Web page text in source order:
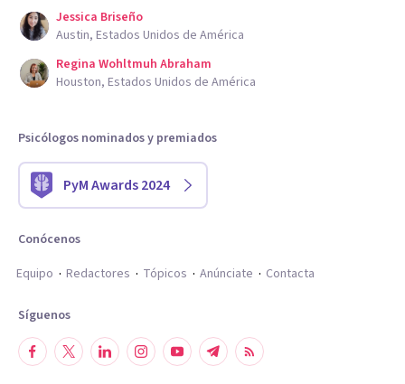
Jessica Briseño
Austin, Estados Unidos de América
Regina Wohltmuh Abraham
Houston, Estados Unidos de América
Psicólogos nominados y premiados
PyM Awards 2024
Conócenos
Equipo
Redactores Tópicos Anúnciate Contacta
Síguenos